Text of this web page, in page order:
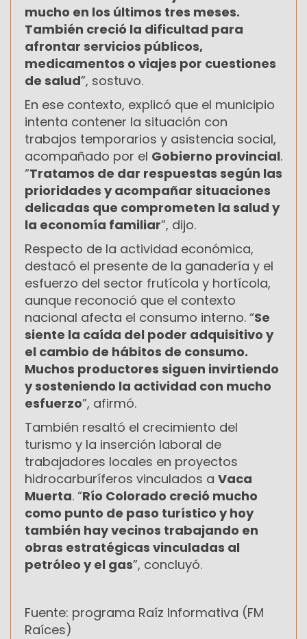
mucho en los últimos tres meses.
También creció la dificultad para
afrontar servicios públicos,
medicamentos o viajes por cuestiones
de salud”, sostuvo.
En ese contexto, explicó que el municipio
intenta contener la situación con
trabajos temporarios y asistencia social,
acompañado por el Gobierno provincial.
“Tratamos de dar respuestas según las
prioridades y acompañar situaciones
delicadas que comprometen la salud y
la economía familiar”, dijo.
Respecto de la actividad económica,
destacó el presente de la ganadería y el
esfuerzo del sector frutícola y hortícola,
aunque reconoció que el contexto
nacional afecta el consumo interno. “Se
siente la caída del poder adquisitivo y
el cambio de hábitos de consumo.
Muchos productores siguen invirtiendo
y sosteniendo la actividad con mucho
esfuerzo”, afirmó.
También resaltó el crecimiento del
turismo y la inserción laboral de
trabajadores locales en proyectos
hidrocarburíferos vinculados a Vaca
Muerta. “Río Colorado creció mucho
como punto de paso turístico y hoy
también hay vecinos trabajando en
obras estratégicas vinculadas al
petróleo y el gas”, concluyó.
Fuente: programa Raíz Informativa (FM
Raíces)